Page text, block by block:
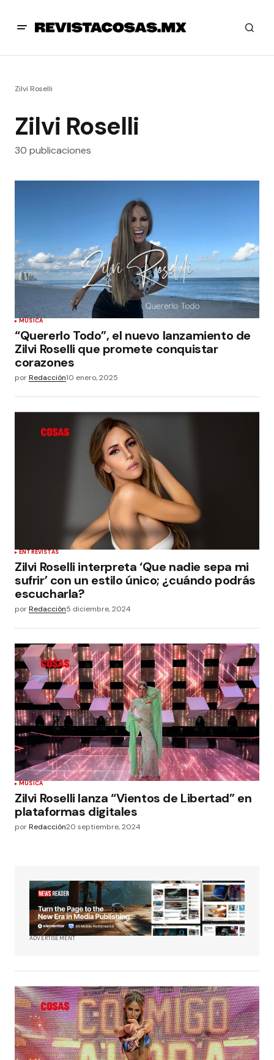
Zilvi Roselli
Zilvi Roselli
30 publicaciones
MÚSICA
“Quererlo Todo”, el nuevo lanzamiento de
Zilvi Roselli que promete conquistar
corazones
porRedacción10 enero, 2025
ENTREVISTAS
Zilvi Roselli interpreta ‘Que nadie sepa mi
sufrir’ con un estilo único; ¿cuándo podrás
escucharla?
porRedacción5 diciembre, 2024
MÚSICA
Zilvi Roselli lanza “Vientos de Libertad” en
plataformas digitales
porRedacción20 septiembre, 2024
ADVERTISEMENT